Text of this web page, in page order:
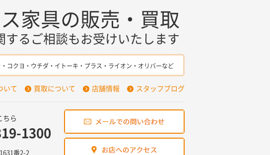
家具の販売・買取
するご相談もお受けいたします
・コクヨ・ウチダ・イトーキ・プラス・ライオン・オリバーなど
いて 買取について 店舗情報 スタッフブログ
ちら
1300
番2-2